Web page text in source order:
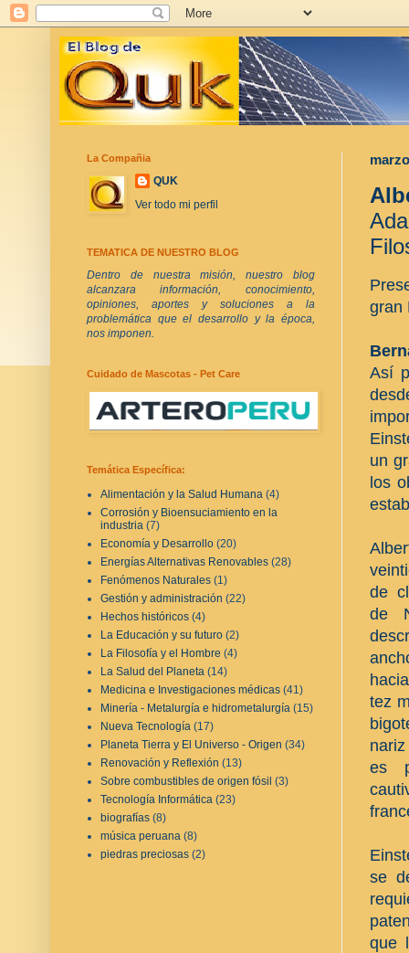
gran
Así
un
los
de
de
tez
es
se
que
La Compañia
QUK
Ver todo mi perfil
TEMATICA DE NUESTRO BLOG
Dentro de nuestra misión, nuestro blog
alcanzara información, conocimiento,
opiniones, aportes y soluciones a la
problemática que el desarrollo y la época,
nos imponen.
Cuidado de Mascotas - Pet Care
Temática Específica:
Alimentación y la Salud Humana (4)
Corrosión y Bioensuciamiento en la
industria (7)
Economía y Desarrollo (20)
Energías Alternativas Renovables (28)
Fenómenos Naturales (1)
Gestión y administración (22)
Hechos históricos (4)
La Educación y su futuro (2)
La Filosofía y el Hombre (4)
La Salud del Planeta (14)
Medicina e Investigaciones médicas (41)
Minería - Metalurgía e hidrometalurgía (15)
Nueva Tecnología (17)
Planeta Tierra y El Universo - Origen (34)
Renovación y Reflexión (13)
Sobre combustibles de origen fósil (3)
Tecnología Informática (23)
biografías (8)
música peruana (8)
piedras preciosas (2)